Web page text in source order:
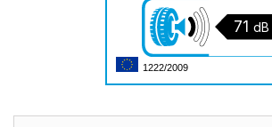
71 dB
1222/2009